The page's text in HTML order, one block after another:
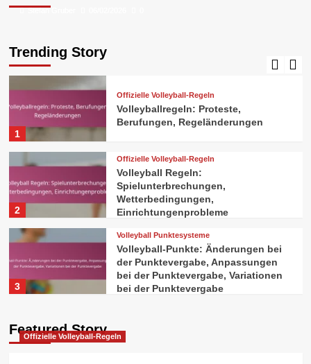
Stefan Gruber
Stefan Gruber
Trending Story
5
1
Offizielle Volleyball-Regeln
Volleyballregeln: Proteste,
Berufungen, Regeländerungen
2
Offizielle Volleyball-Regeln
Volleyball Regeln:
Spielunterbrechungen,
Wetterbedingungen,
Einrichtungenprobleme
3
Volleyball Punktesysteme
Volleyball-Punkte: Änderungen bei
der Punktevergabe, Anpassungen
bei der Punktevergabe, Variationen
bei der Punktevergabe
Variationen, Entwicklung der
Featured Story
Offizielle Volleyball-Regeln